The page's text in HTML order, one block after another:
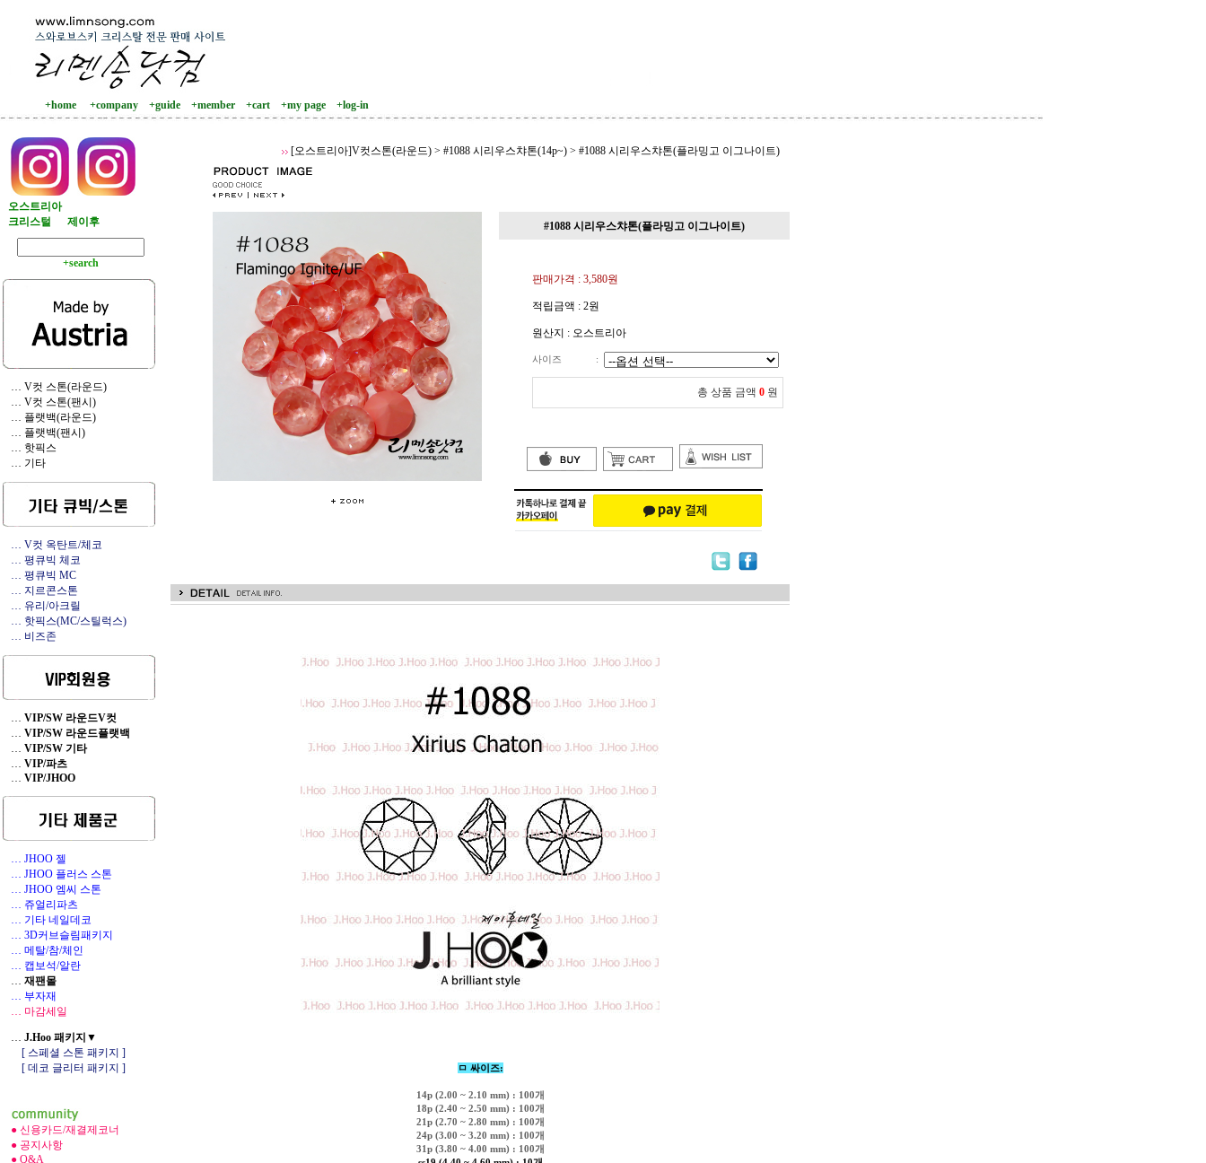
+home +company +guide +member +cart +my page +log-in
오스트리아
크리스털
제이후
+search
… V컷 스톤(라운드)
… V컷 스톤(팬시)
… 플랫백(라운드)
… 플랫백(팬시)
… 핫픽스
… 기타
… V컷 옥탄트/체코
… 평큐빅 체코
… 평큐빅 MC
… 지르콘스톤
… 유리/아크릴
… 핫픽스(MC/스틸럭스)
… 비즈존
… VIP/SW 라운드V컷
… VIP/SW 라운드플랫백
… VIP/SW 기타
… VIP/파츠
… VIP/JHOO
… JHOO 젤
… JHOO 플러스 스톤
… JHOO 엠씨 스톤
… 쥬얼리파츠
… 기타 네일데코
… 3D커브슬림패키지
… 메탈/참/체인
… 캡보석/알란
… 재팬몰
… 부자재
… 마감세일
… J.Hoo 패키지▼
[ 스페셜 스톤 패키지 ]
[ 데코 글리터 패키지 ]
● 신용카드/재결제코너
● 공지사항
● Q&A
[오스트리아]V컷스톤(라운드) > #1088 시리우스챠톤(14p~) > #1088 시리우스챠톤(플라밍고 이그나이트)
#1088 시리우스챠톤(플라밍고 이그나이트)
판매가격 : 3,580원
적립금액 : 2원
원산지 : 오스트리아
사이즈 :
총 상품 금액 0 원
ㅁ 싸이즈:
14p (2.00 ~ 2.10 mm) : 100개
18p (2.40 ~ 2.50 mm) : 100개
21p (2.70 ~ 2.80 mm) : 100개
24p (3.00 ~ 3.20 mm) : 100개
31p (3.80 ~ 4.00 mm) : 100개